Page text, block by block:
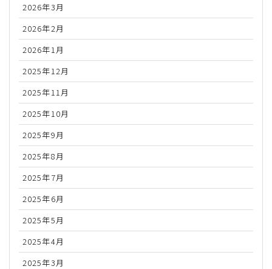
2026年3月
2026年2月
2026年1月
2025年12月
2025年11月
2025年10月
2025年9月
2025年8月
2025年7月
2025年6月
2025年5月
2025年4月
2025年3月